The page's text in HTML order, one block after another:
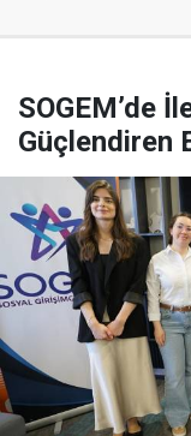
SOGEM’de
Güçlendiren